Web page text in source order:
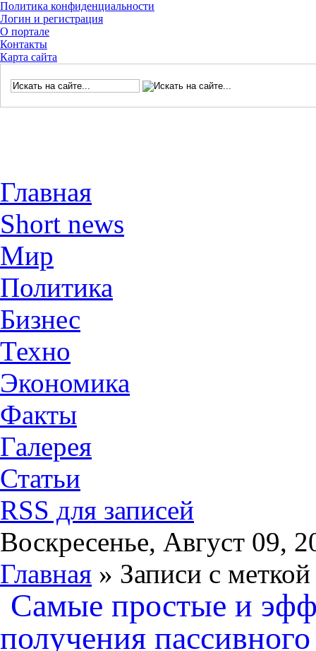
Политика конфиденциальности
Логин и регистрация
О портале
Контакты
Карта сайта
Главная
Short news
Мир
Политика
Бизнес
Техно
Экономика
Факты
Галерея
Статьи
RSS для записей
Воскресенье, Август 09,
Главная » Записи с
Самые простые и
получения